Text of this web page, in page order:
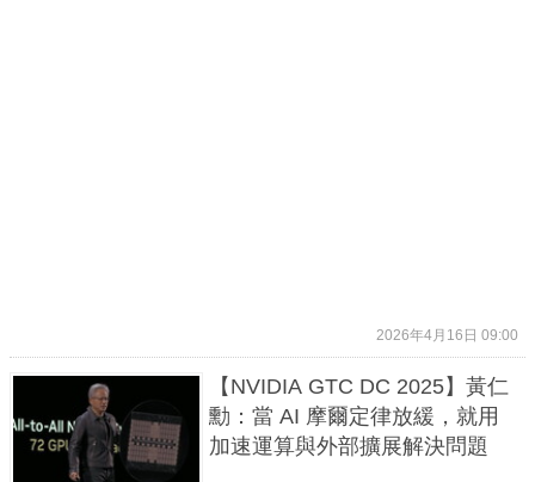
2026年4月16日 09:00
【NVIDIA GTC DC 2025】黃仁
勳：當 AI 摩爾定律放緩，就用
加速運算與外部擴展解決問題